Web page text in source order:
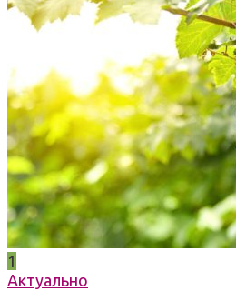
1
Актуально